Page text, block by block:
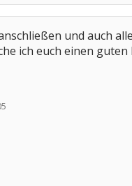
und auch
ich euch einen guten